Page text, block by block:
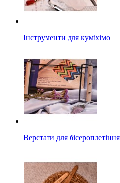
Інструменти для куміхімо
Верстати для бісероплетіння